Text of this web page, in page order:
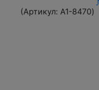
(Артикул: A1-8470)